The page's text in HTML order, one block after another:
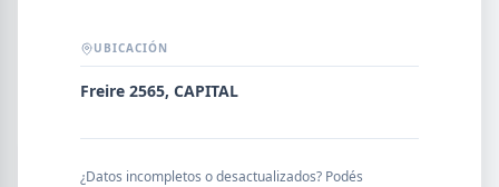
UBICACIÓN
Freire 2565, CAPITAL
¿Datos incompletos o desactualizados? Podés